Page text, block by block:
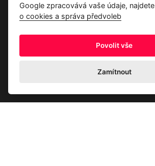
Ochrana osobních údajů
Google zpracovává vaše údaje, najdete
o cookies a správa předvoleb
Povolit vše
Zamítnout